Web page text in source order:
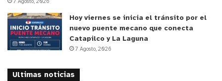
7 Agosto, 2026
Hoy viernes se inicia el tránsito por el
nuevo puente mecano que conecta
Catapilco y La Laguna
7 Agosto, 2026
Ultimas noticias